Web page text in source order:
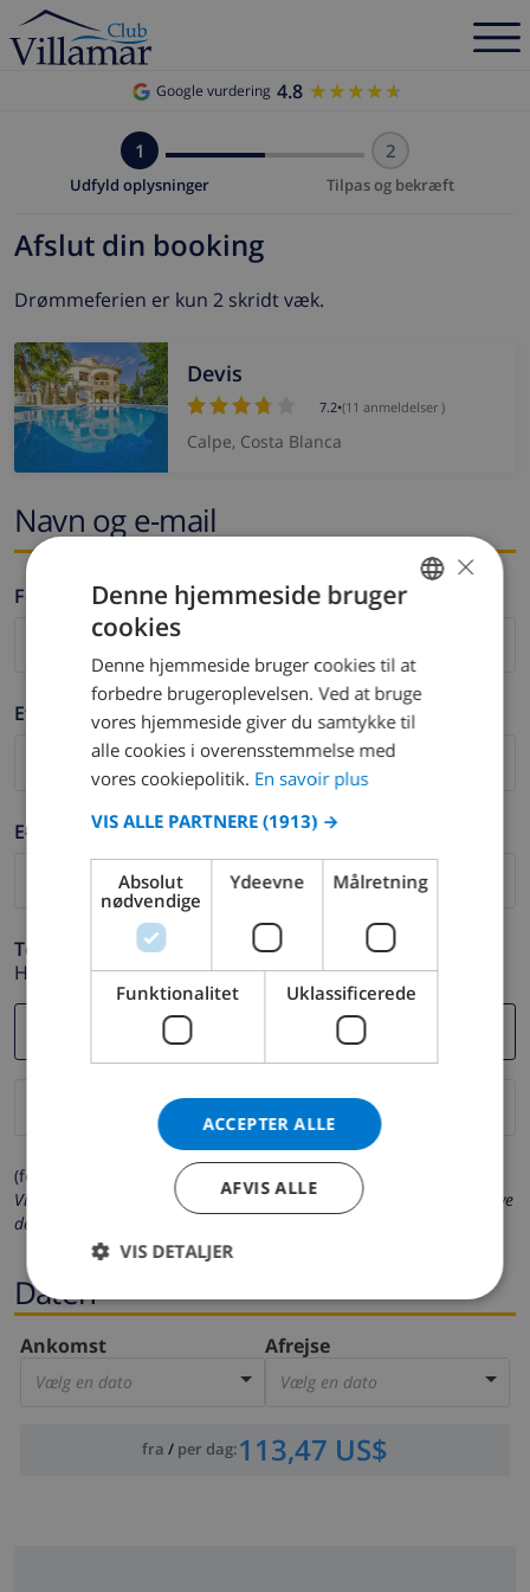
Google vurdering 4.8 ★★★★★
★★★★★
1
Udfyld oplysninger
2
Tilpas og bekræft
Afslut din booking
Drømmeferien er kun 2 skridt væk.
Devis
7.2•(11 anmeldelser )
Calpe, Costa Blanca
Navn og e-mail
Fornavn *
Efternavn *
E-mail *
Telefon *
Hvis din e-mail adresse ikke fungerer korrekt.
(felter markeret med * er obligatoriske)
Vi beskytter dit privatliv. Dine personlige oplysninger vil aldrig blive
delt med andre.
Daten
Ankomst
Vælg en dato
Afrejse
Vælg en dato
fra / per dag:113,47 US$
DUTCH
SPANISH
GERMAN
ITALIAN
NORWEGIAN
×
Denne hjemmeside bruger
cookies
Denne hjemmeside bruger cookies til at
forbedre brugeroplevelsen. Ved at bruge
vores hjemmeside giver du samtykke til
alle cookies i overensstemmelse med
vores cookiepolitik. En savoir plus
VIS ALLE PARTNERE (1913) →
Absolut
nødvendige
Ydeevne Målretning
Funktionalitet Uklassificerede
ACCEPTER ALLE
AFVIS ALLE
VIS DETALJER